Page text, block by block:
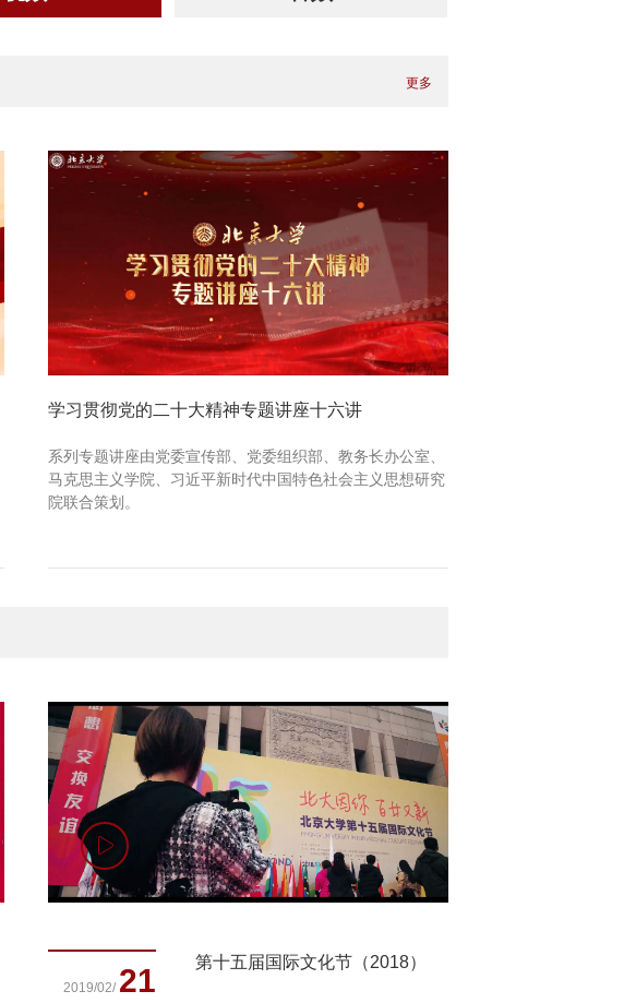
更多
学习贯彻党的二十大精神专题讲座十六讲
系列专题讲座由党委宣传部、党委组织部、教务长办公室、
马克思主义学院、习近平新时代中国特色社会主义思想研究
院联合策划。
2019/02/ 21
第十五届国际文化节（2018）